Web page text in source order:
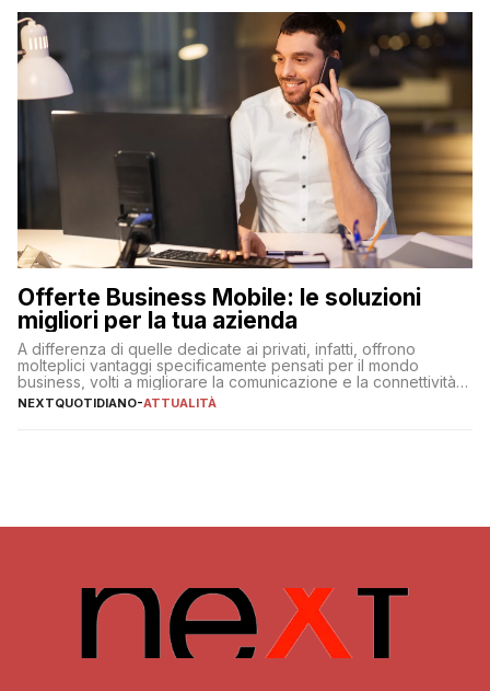
Offerte Business Mobile: le soluzioni
migliori per la tua azienda
A differenza di quelle dedicate ai privati, infatti, offrono
molteplici vantaggi specificamente pensati per il mondo
business, volti a migliorare la comunicazione e la connettività
degli utenti
NEXTQUOTIDIANO-ATTUALITÀ